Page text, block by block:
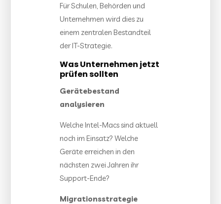
Für Schulen, Behörden und
Unternehmen wird dies zu
einem zentralen Bestandteil
der IT-Strategie.
Was Unternehmen jetzt
prüfen sollten
Gerätebestand
analysieren
Welche Intel-Macs sind aktuell
noch im Einsatz? Welche
Geräte erreichen in den
nächsten zwei Jahren ihr
Support-Ende?
Migrationsstrategie